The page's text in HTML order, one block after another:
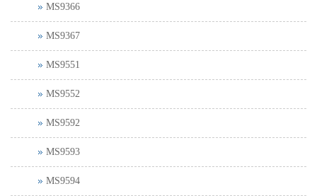
MS9366
MS9367
MS9551
MS9552
MS9592
MS9593
MS9594